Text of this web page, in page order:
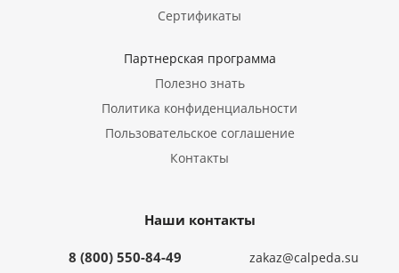
Сертификаты
Партнерская программа
Полезно знать
Политика конфиденциальности
Пользовательское соглашение
Контакты
Наши контакты
8 (800) 550-84-49 zakaz@calpeda.su